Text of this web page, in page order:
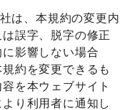
は、本規約の変更内
誤字、脱字の修正
影響しない場合
約を変更できるも
を本ウェブサイト
り利用者に通知し